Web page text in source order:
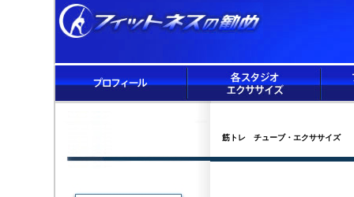
筋トレ チューブ・エクササイズ